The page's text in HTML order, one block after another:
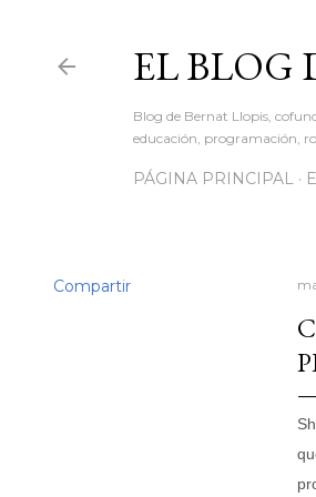
EL BLOG
Blog de Bernat Llopis,
educación, programación,
PÁGINA PRINCIPAL
Compartir